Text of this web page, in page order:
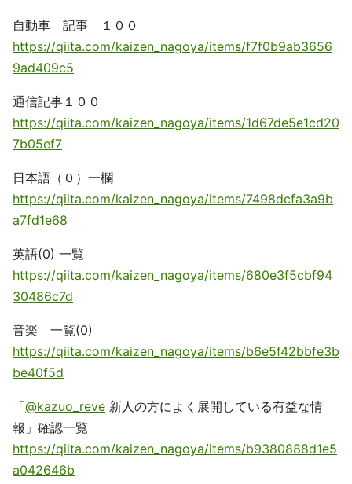
自動車 記事 １００
https://qiita.com/kaizen_nagoya/items/f7f0b9ab3656
9ad409c5
通信記事１００
https://qiita.com/kaizen_nagoya/items/1d67de5e1cd20
7b05ef7
日本語（０）一欄
https://qiita.com/kaizen_nagoya/items/7498dcfa3a9b
a7fd1e68
英語(0) 一覧
https://qiita.com/kaizen_nagoya/items/680e3f5cbf94
30486c7d
音楽 一覧(0)
https://qiita.com/kaizen_nagoya/items/b6e5f42bbfe3b
be40f5d
「@kazuo_reve 新人の方によく展開している有益な情
報」確認一覧
https://qiita.com/kaizen_nagoya/items/b9380888d1e5
a042646b